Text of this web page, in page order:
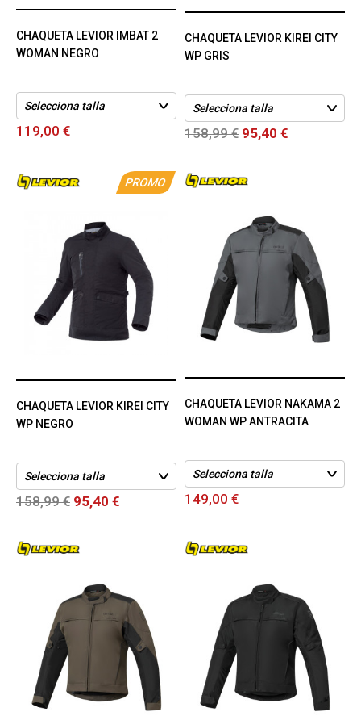
CHAQUETA LEVIOR IMBAT 2
WOMAN NEGRO
119,00 €
CHAQUETA LEVIOR KIREI CITY
WP GRIS
158,99 € 95,40 €
PROMO
CHAQUETA LEVIOR KIREI CITY
WP NEGRO
158,99 € 95,40 €
CHAQUETA LEVIOR NAKAMA 2
WOMAN WP ANTRACITA
149,00 €